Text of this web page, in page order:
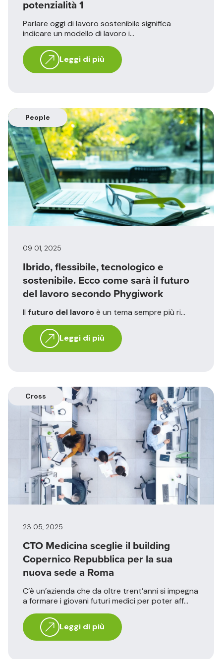
potenzialità 1
Parlare oggi di lavoro sostenibile significa
indicare un modello di lavoro i...
Leggi di più
People
09 01, 2025
Ibrido, flessibile, tecnologico e
sostenibile. Ecco come sarà il futuro
del lavoro secondo Phygiwork
Il futuro del lavoroè un tema sempre più ri...
Leggi di più
Cross
23 05, 2025
CTO Medicina sceglie il building
Copernico Repubblica per la sua
nuova sede a Roma
C’è un’azienda che da oltre trent’anni si impegna
a formare i giovani futuri medici per poter aff...
Leggi di più